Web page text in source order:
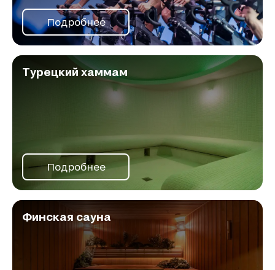
Подробнее
Турецкий хаммам
Подробнее
Финская сауна